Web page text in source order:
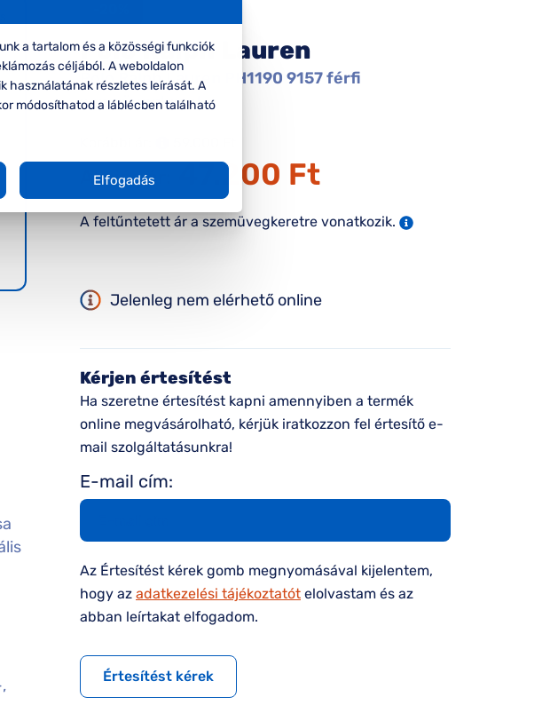
Polo Ralph Lauren
Polo Ralph Lauren PH1190 9157 férfi
szemüvegkeret
Akciós ár: 47.200 Ft
A feltűntetett ár a szemüvegkeretre vonatkozik.
Jelenleg nem elérhető online
Kérjen értesítést
Ha szeretne értesítést kapni amennyiben a termék
online megvásárolható, kérjük iratkozzon fel értesítő e-
mail szolgáltatásunkra!
E-mail cím:
Az Értesítést kérek gomb megnyomásával kijelentem,
hogy az adatkezelési tájékoztatót elolvastam és az
abban leírtakat elfogadom.
Értesítést kérek
a tartalom és a közösségi funkciók
céljából. A weboldalon
használatának részletes leírását. A
módosíthatod a láblécben található
Elfogadás